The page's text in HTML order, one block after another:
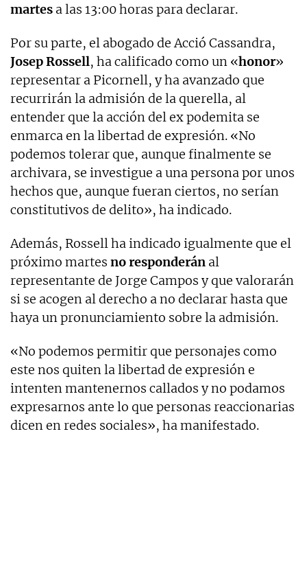
martes a las 13:00 horas para declarar.
Por su parte, el abogado de Acció Cassandra,
Josep Rossell, ha calificado como un «honor»
representar a Picornell, y ha avanzado que
recurrirán la admisión de la querella, al
entender que la acción del ex podemita se
enmarca en la libertad de expresión. «No
podemos tolerar que, aunque finalmente se
archivara, se investigue a una persona por unos
hechos que, aunque fueran ciertos, no serían
constitutivos de delito», ha indicado.
Además, Rossell ha indicado igualmente que el
próximo martes no responderán al
representante de Jorge Campos y que valorarán
si se acogen al derecho a no declarar hasta que
haya un pronunciamiento sobre la admisión.
«No podemos permitir que personajes como
este nos quiten la libertad de expresión e
intenten mantenernos callados y no podamos
expresarnos ante lo que personas reaccionarias
dicen en redes sociales», ha manifestado.